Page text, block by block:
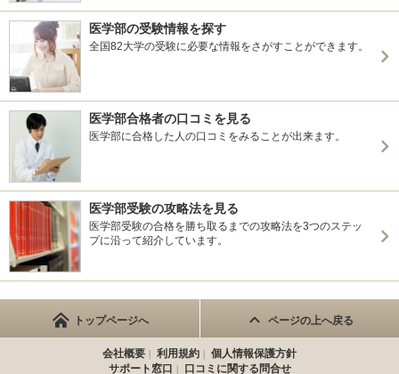
医学部の受験情報を探す
全国82大学の受験に必要な情報をさがすことができます。
医学部合格者の口コミを見る
医学部に合格した人の口コミをみることが出来ます。
医学部受験の攻略法を見る
医学部受験の合格を勝ち取るまでの攻略法を3つのステッ
プに沿って紹介しています。
トップページへ ページの上へ戻る
会社概要 利用規約
個人情報保護方針
サポート窓口
口コミに関する問合せ